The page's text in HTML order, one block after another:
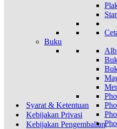
Buku
Syarat & Ketentuan
Kebijakan Privasi
Kebijakan Pengembalian